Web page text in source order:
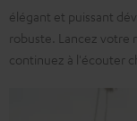
élégant et puissant
robuste. Lancez votre
continuez à l'écouter